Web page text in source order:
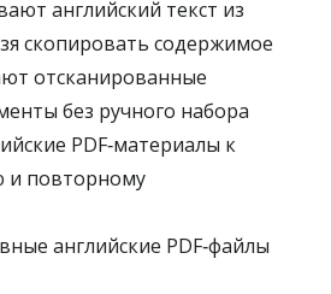
английский текст из
скопировать содержимое
отсканированные
без ручного набора
PDF‑материалы к
и повторному
английские PDF‑файлы